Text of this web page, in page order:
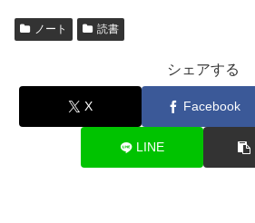
ノート 読書
シェアする
X Facebook
LINE